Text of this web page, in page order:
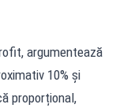
argumentează
10% și
proporțional,